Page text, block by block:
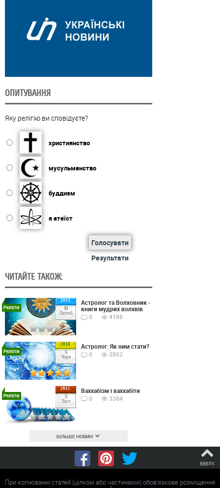
ОПИТУВАННЯ
Яку релігію ви сповідуєте?
християнство
мусульманство
буддизм
я атеїст
Голосувати
Результати
ЧИТАЙТЕ ТАКОЖ:
2013
11
Лютий
Релігія
Астролог та Волховник -
книги мудрих волхвів
0
4188
2018
5
Черв
Релігія
Астролог: Як ним стати?
0
2862
2015
5
Лист
Релігія
Ваххабізм і ваххабіти
0
3384
БІЛЬШЕ НОВИН
ВВЕРХ
При копіюванні статей (цілком або частинами) обов'язкове розміщення